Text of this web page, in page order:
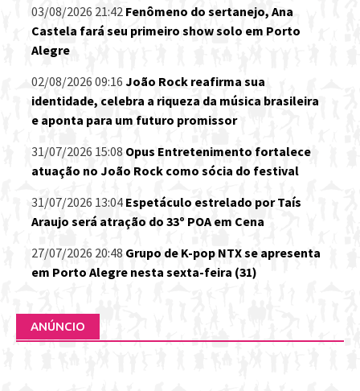
03/08/2026 21:42 Fenômeno do sertanejo, Ana
Castela fará seu primeiro show solo em Porto
Alegre
02/08/2026 09:16 João Rock reafirma sua
identidade, celebra a riqueza da música brasileira
e aponta para um futuro promissor
31/07/2026 15:08 Opus Entretenimento fortalece
atuação no João Rock como sócia do festival
31/07/2026 13:04 Espetáculo estrelado por Taís
Araujo será atração do 33º POA em Cena
27/07/2026 20:48 Grupo de K-pop NTX se apresenta
em Porto Alegre nesta sexta-feira (31)
ANÚNCIO